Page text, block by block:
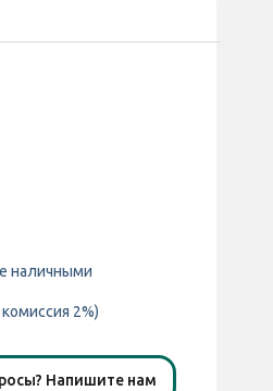
наличными
2%)
Напишите нам